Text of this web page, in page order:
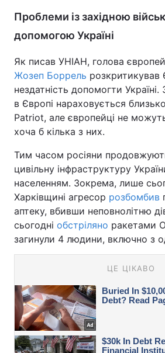
Проблеми із західною
допомогою Україні
Як писав УНІАН, голова
Жозеп Боррель розкритикував
нездатність допомогти
в Європі нараховується
Patriot, але європейці не
хоча б кілька з них.
Тим часом росіяни
цивільну інфраструктуру
населенням. Зокрема, лише
Харківщині агресор розбомбив
аптеку, вбивши неповнолітню
сьогодні обстріляно ракетами
загинули 4 людини, включно з